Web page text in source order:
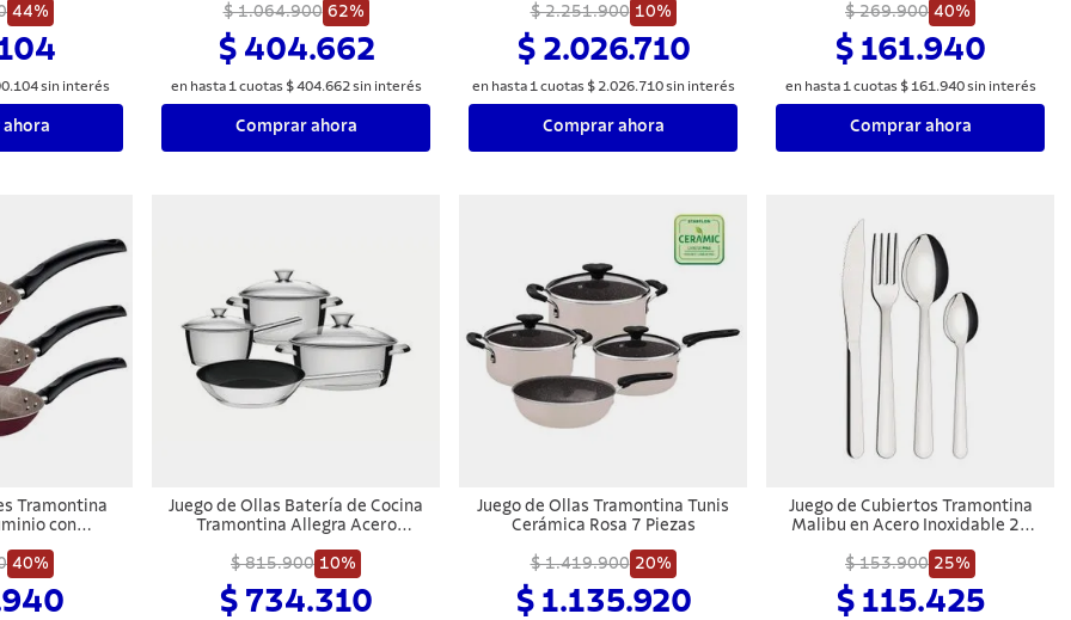
Max
44%
.104sin interés
$ 1.064.900 62%
$ 404.662
en hasta 1 cuotas $ 404.662sin interés
Comprar ahora
$ 2.251.900 10%
$ 2.026.710
en hasta 1 cuotas $ 2.026.710sin interés
Comprar ahora
$ 269.900 40%
$ 161.940
en hasta 1 cuotas $ 161 .940sin interés
Comprar ahora
Tramontina
con
Max Rojo
40%
Juego de Ollas Batería de Cocina
Tramontina Allegra Acero
$ 815.900 10%
$ 734.310
Juego de Ollas Tramontina Tunis
Cerámica Rosa 7 Piezas
$ 1.419.900 20%
$ 1.135.920
Juego de Cubiertos Tramontina
Malibu en Acero Inoxidable 24
$ 153.900 25%
$ 115.425